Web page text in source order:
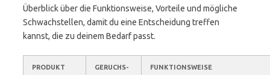
Überblick über die Funktionsweise, Vorteile und mögliche
Schwachstellen, damit du eine Entscheidung treffen
kannst, die zu deinem Bedarf passt.
PRODUKT
GERUCHS-
FUNKTIONSWEISE